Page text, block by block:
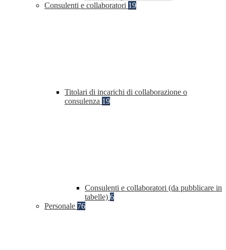
Consulenti e collaboratori 19
Titolari di incarichi di collaborazione o
consulenza 19
Consulenti e collaboratori (da pubblicare in
tabelle) 6
Personale 76